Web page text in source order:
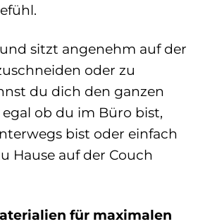
sitzt angenehm auf der
oder zu
du dich den ganzen
ob du im Büro bist,
bist oder einfach
Hause auf der Couch
für maximalen